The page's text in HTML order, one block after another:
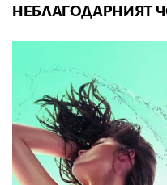
НЕБЛАГОДАРНИЯТ